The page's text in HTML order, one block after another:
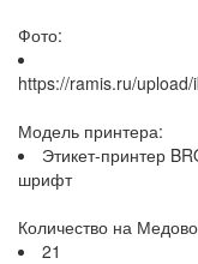
Фото:
https://ramis.ru/
Модель принтера:
Этикет-принтер
шрифт
Количество на
21